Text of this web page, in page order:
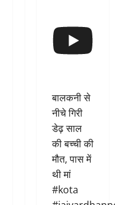
बालकनी से
नीचे गिरी
डेढ़ साल
की बच्ची की
मौत, पास में
थी मां
#kota